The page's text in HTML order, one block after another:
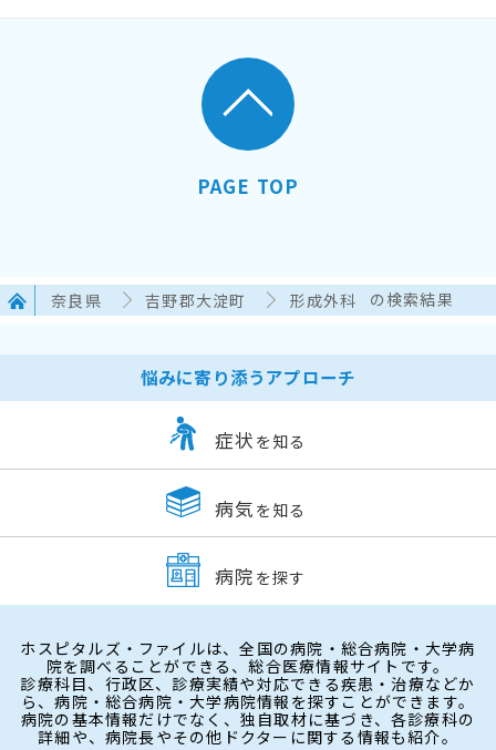
PAGE TOP
奈良県 吉野郡大淀町 形成外科 の検索結果
悩みに寄り添うアプローチ
症状 を知る
病気 を知る
病院 を探す
ホスピタルズ・ファイルは、全国の病院・総合病院・大学病
院を調べることができる、総合医療情報サイトです。
診療科目、行政区、診療実績や対応できる疾患・治療などか
ら、病院・総合病院・大学病院情報を探すことができます。
病院の基本情報だけでなく、独自取材に基づき、各診療科の
詳細や、病院長やその他ドクターに関する情報も紹介。